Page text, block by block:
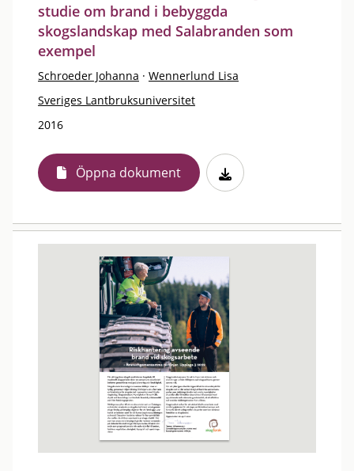
studie om brand i bebyggda
skogslandskap med Salabranden som
exempel
Schroeder Johanna · Wennerlund Lisa
Sveriges Lantbruksuniversitet
2016
Öppna dokument